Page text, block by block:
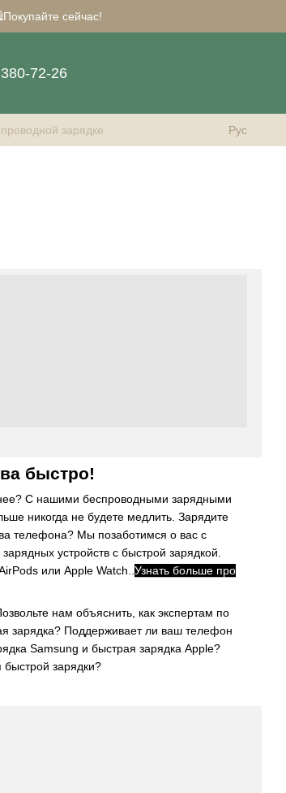
сейчас!
72-26
зарядке
Рус
быстро!
С нашими беспроводными зарядными
никогда не будете медлить. Зарядите
телефона? Мы позаботимся о вас с
устройств с быстрой зарядкой.
или Apple Watch.. Узнать больше про
нам объяснить, как экспертам по
зарядка? Поддерживает ли ваш телефон
Samsung и быстрая зарядка Apple?
быстрой зарядки?